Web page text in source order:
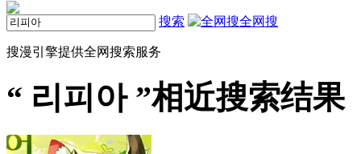
搜索 全网搜
搜漫引擎提供全网搜索服务
“ 리피아 ”相近搜索结果